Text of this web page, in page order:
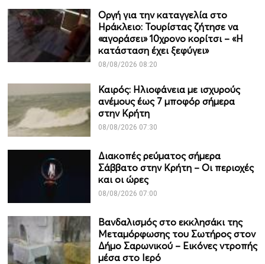
Οργή για την καταγγελία στο
Ηράκλειο: Τουρίστας ζήτησε να
«αγοράσει» 10χρονο κορίτσι – «Η
κατάσταση έχει ξεφύγει»
08/08/2026 08:20
Καιρός: Ηλιοφάνεια με ισχυρούς
ανέμους έως 7 μποφόρ σήμερα
στην Κρήτη
08/08/2026 07:30
Διακοπές ρεύματος σήμερα
Σάββατο στην Κρήτη – Οι περιοχές
και οι ώρες
08/08/2026 07:00
Βανδαλισμός στο εκκλησάκι της
Μεταμόρφωσης του Σωτήρος στον
Δήμο Σαρωνικού – Εικόνες ντροπής
μέσα στο Ιερό